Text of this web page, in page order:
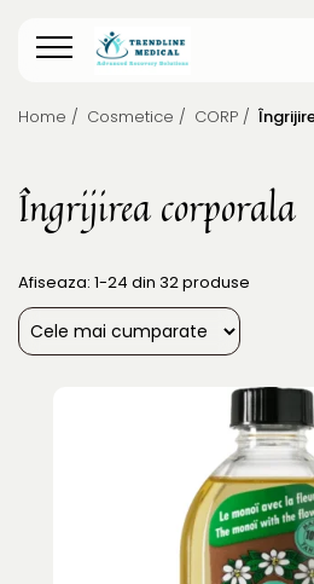
Home / Cosmetice / CORP /
Îngrijirea corporala
Afiseaza: 1-24 din 32produse